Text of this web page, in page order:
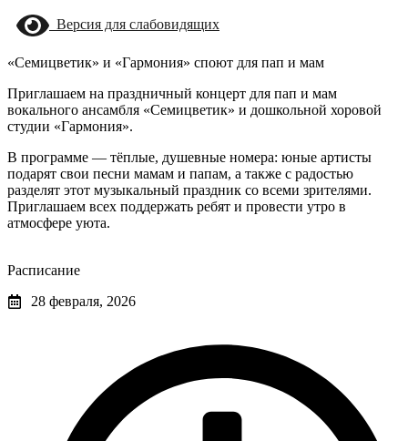
Версия для слабовидящих
«Семицветик» и «Гармония» споют для пап и мам
Приглашаем на праздничный концерт для пап и мам
вокального ансамбля «Семицветик» и дошкольной хоровой
студии «Гармония».
В программе — тёплые, душевные номера: юные артисты
подарят свои песни мамам и папам, а также с радостью
разделят этот музыкальный праздник со всеми зрителями.
Приглашаем всех поддержать ребят и провести утро в
атмосфере уюта.
Расписание
28 февраля, 2026